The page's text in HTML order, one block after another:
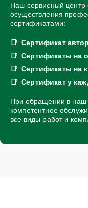
Наш сервисный
осуществления
сертификатами:
Сертификат
Сертификаты на
Сертификаты на
Сертификат у
При обращении в наш
компетентное
все виды работ и